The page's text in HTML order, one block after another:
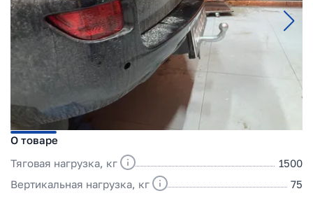
О товаре
Тяговая нагрузка, кг
1500
Вертикальная нагрузка, кг
75